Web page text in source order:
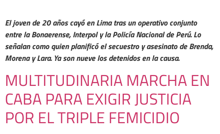
El joven de 20 años cayó en Lima tras un operativo conjunto
entre la Bonaerense, Interpol y la Policía Nacional de Perú. Lo
señalan como quien planificó el secuestro y asesinato de Brenda,
Morena y Lara. Ya son nueve los detenidos en la causa.
MULTITUDINARIA MARCHA EN
CABA PARA EXIGIR JUSTICIA
POR EL TRIPLE FEMICIDIO